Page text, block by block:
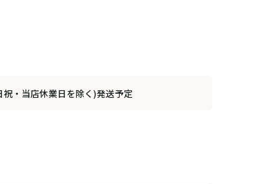
・当店休業日を除く)発送予定